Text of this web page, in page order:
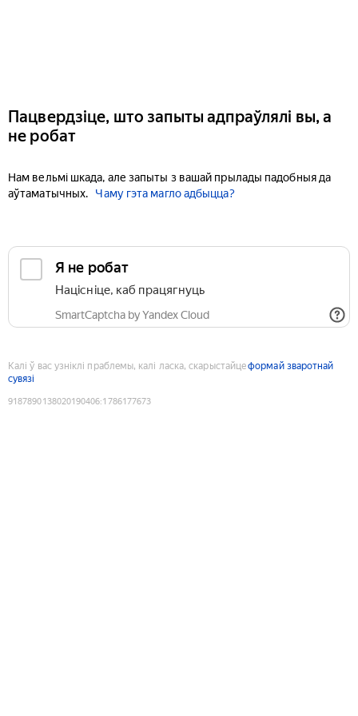
Пацвердзіце, што запыты адпраўлялі вы, а
не робат
Нам вельмі шкада, але запыты з вашай прылады падобныя да
аўтаматычных.
Чаму гэта магло адбыцца?
Я не робат
Націсніце, каб працягнуць
SmartCaptcha by Yandex Cloud
Калі ў вас узніклі праблемы, калі ласка, скарыстайцеформай зваротнай
сувязі
9187890138020190406:1786177673